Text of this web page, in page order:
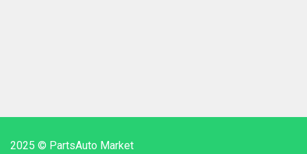
2025 © PartsAuto Market